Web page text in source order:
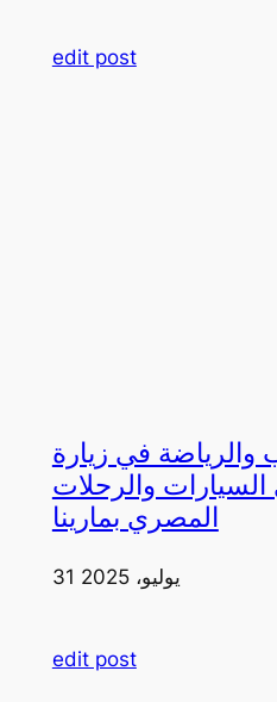
edit post
والرياضة في زيارة
السيارات والرحلات
المصري بمارينا
31 يوليو، 2025
edit post